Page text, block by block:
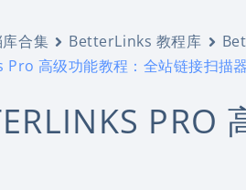
合集 BetterLinks 教程库
高级功能教程：全站链接扫描器